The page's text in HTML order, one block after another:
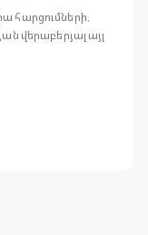
հարցումների,
վերաբերյալ այլ